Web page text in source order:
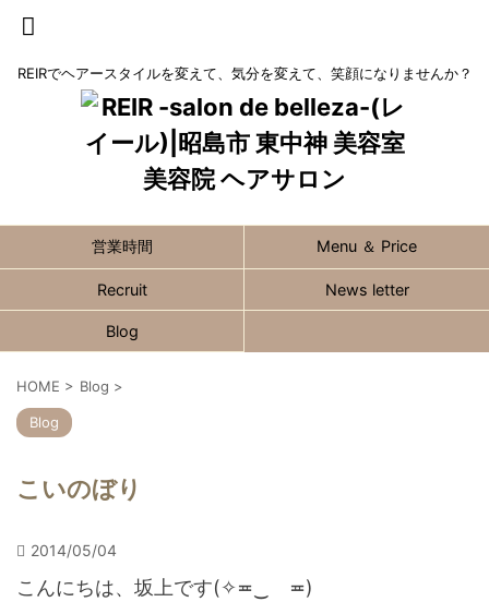
REIRでヘアースタイルを変えて、気分を変えて、笑顔になりませんか？
営業時間 Menu ＆ Price
Recruit News letter
Blog
HOME > Blog >
Blog
こいのぼり
2014/05/04
こんにちは、坂上です(✧≖‿ゝ≖)